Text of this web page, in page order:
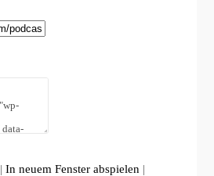
|In neuem Fenster abspielen |